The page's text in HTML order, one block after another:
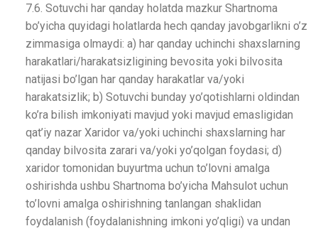
7.6. Sotuvchi har qanday holatda mazkur Shartnoma
bo’yicha quyidagi holatlarda hech qanday javobgarlikni o’z
zimmasiga olmaydi: a) har qanday uchinchi shaxslarning
harakatlari/harakatsizligining bevosita yoki bilvosita
natijasi bo’lgan har qanday harakatlar va/yoki
harakatsizlik; b) Sotuvchi bunday yo’qotishlarni oldindan
ko’ra bilish imkoniyati mavjud yoki mavjud emasligidan
qat’iy nazar Xaridor va/yoki uchinchi shaxslarning har
qanday bilvosita zarari va/yoki yo’qolgan foydasi; d)
xaridor tomonidan buyurtma uchun to’lovni amalga
oshirishda ushbu Shartnoma bo’yicha Mahsulot uchun
to’lovni amalga oshirishning tanlangan shaklidan
foydalanish (foydalanishning imkoni yo’qligi) va undan